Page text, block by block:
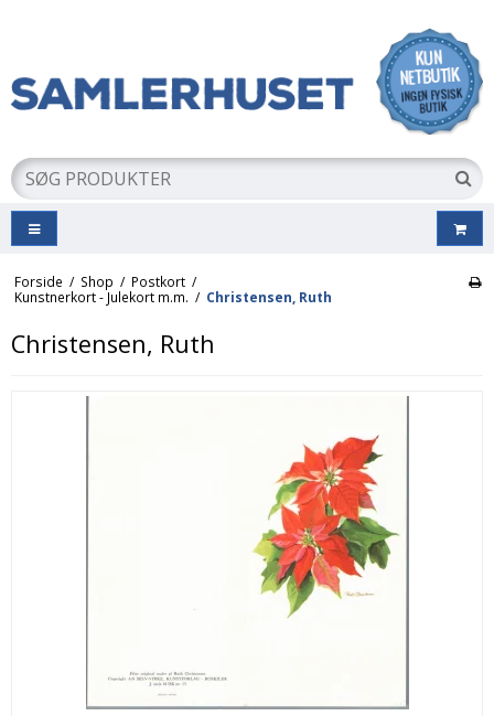
Forside / Shop / Postkort /
Kunstnerkort - Julekort m.m. / Christensen, Ruth
Christensen, Ruth